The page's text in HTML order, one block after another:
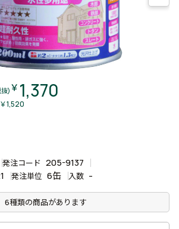
) ￥ 1,370
￥1,520
発注コード 205-9137
発注単位 6缶 入数 -
6種類の商品があります